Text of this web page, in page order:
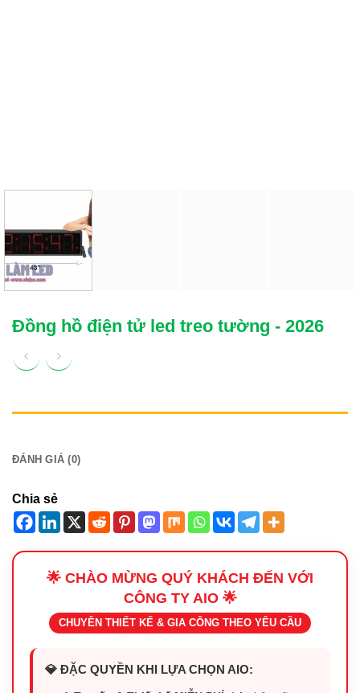
Đồng hồ điện tử led treo tường - 2026
ĐÁNH GIÁ (0)
Chia sẻ
🌟 CHÀO MỪNG QUÝ KHÁCH ĐẾN VỚI
CÔNG TY AIO 🌟
CHUYÊN THIẾT KẾ & GIA CÔNG THEO YÊU CẦU
💎 ĐẶC QUYỀN KHI LỰA CHỌN AIO: